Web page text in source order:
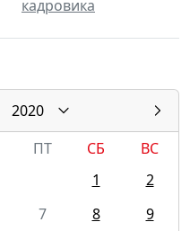
кадровика
2020
ПТ СБ
ВС
1
2
7 8
9